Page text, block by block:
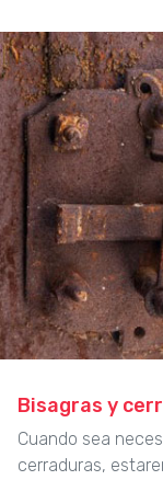
Bisagras y
Cuando sea
cerraduras,